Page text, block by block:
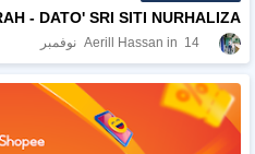
- DATO' SRI SITI NURHALIZA
Aerill Hassan 14 نوفمبر